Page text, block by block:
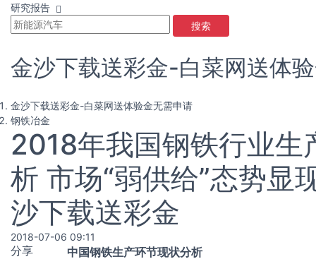
研究报告
搜索
金沙下载送彩金-白菜网送体
金沙下载送彩金-白菜网送体验金无需申请
钢铁冶金
2018年我国钢铁行业生
析 市场“弱供给”态势显
沙下载送彩金
2018-07-06 09:11
分享
中国钢铁生产环节现状分析